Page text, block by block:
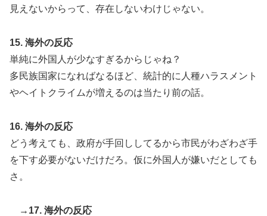
見えないからって、存在しないわけじゃない。
15. 海外の反応
単純に外国人が少なすぎるからじゃね？
多民族国家になればなるほど、統計的に人種ハラスメント
やヘイトクライムが増えるのは当たり前の話。
16. 海外の反応
どう考えても、政府が手回ししてるから市民がわざわざ手
を下す必要がないだけだろ。仮に外国人が嫌いだとしても
さ。
→17. 海外の反応